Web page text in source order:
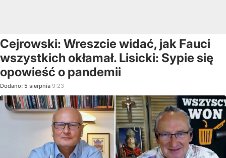
Cejrowski: Wreszcie widać, jak Fauci
wszystkich okłamał. Lisicki: Sypie się
opowieść o pandemii
Dodano: 5 sierpnia 9:23